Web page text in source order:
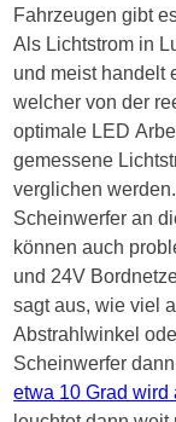
Fahrzeugen gibt
Als Lichtstrom in
und meist handelt
welcher von der
optimale LED
gemessene
verglichen
Scheinwerfer an
können auch
und 24V
sagt aus, wie viel
Abstrahlwinkel
Scheinwerfer
etwa 10 Grad